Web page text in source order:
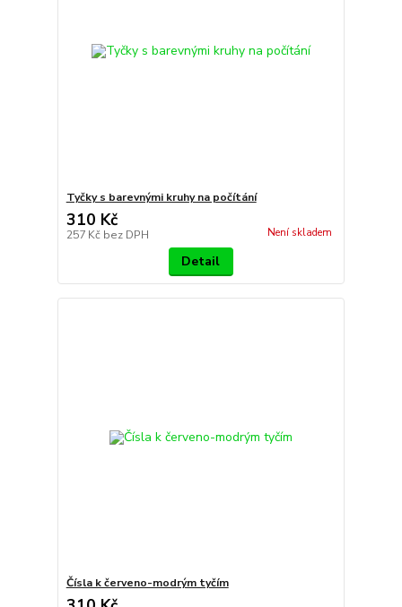
Tyčky s barevnými kruhy na počítání
310 Kč
257 Kč bez DPH Není skladem
Detail
Čísla k červeno-modrým tyčím